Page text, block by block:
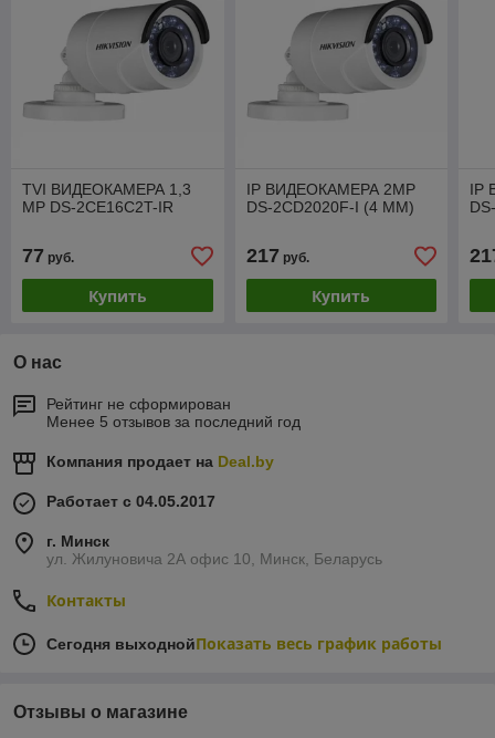
TVI ВИДЕОКАМЕРА 1,3
MP DS-2CE16C2T-IR
77 руб.
Купить
IP ВИДЕОКАМЕРА 2MP
DS-2CD2020F-I (4 ММ)
217 руб.
Купить
IP
О нас
Рейтинг не сформирован
Менее 5 отзывов за последний год
Компания продает на Deal.by
Работает с 04.05.2017
г. Минск
ул. Жилуновича 2А офис 10, Минск, Беларусь
Контакты
Сегодня выходнойПоказать весь график работы
Отзывы о магазине